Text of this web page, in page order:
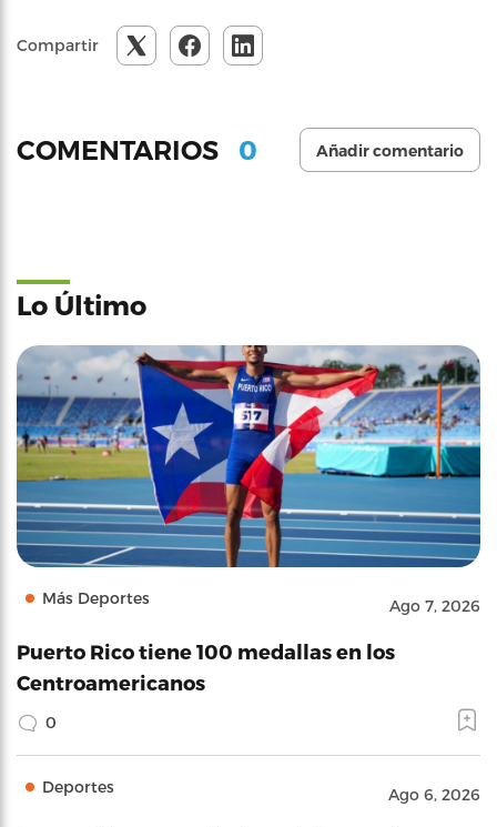
Compartir
COMENTARIOS 0 Añadir comentario
Lo Último
Más Deportes Ago 7, 2026
Puerto Rico tiene 100 medallas en los
Centroamericanos
0
Deportes Ago 6, 2026